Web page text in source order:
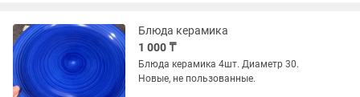
Блюда керамика
1 000 ₸
Блюда керамика 4шт. Диаметр 30.
Новые, не пользованные.